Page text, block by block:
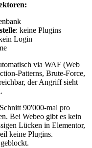
: keine Plugins
Login
via WAF (Web
Patterns, Brute-Force,
der Angriff sieht
90'000-mal pro
Bei Webeo gibt es kein
Lücken in Elementor,
keine Plugins.